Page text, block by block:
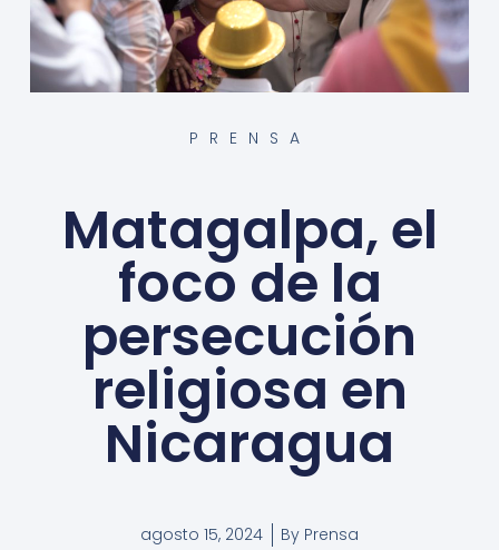
PRENSA
Matagalpa, el
foco de la
persecución
religiosa en
Nicaragua
agosto 15, 2024 By Prensa